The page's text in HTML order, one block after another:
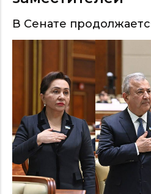
В Сенате